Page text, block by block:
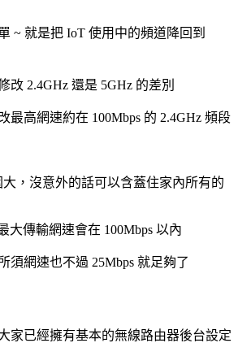
~ 就是把 IoT 使用中的頻道降回到
改 2.4GHz 還是 5GHz 的差別
最高網速約在 100Mbps 的 2.4GHz 頻段
大，沒意外的話可以含蓋住家內所有的
大傳輸網速會在 100Mbps 以內
網速也不過 25Mbps 就足夠了
家已經擁有基本的無線路由器後台設定